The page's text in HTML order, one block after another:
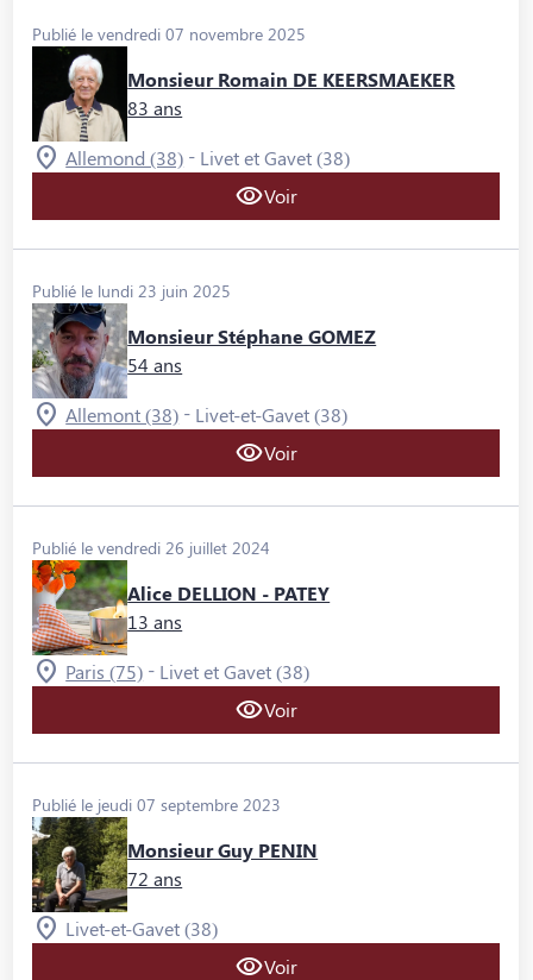
Publié le vendredi 07 novembre 2025
Monsieur Romain DE KEERSMAEKER
83 ans
Allemond (38) - Livet et Gavet (38)
Voir
Publié le lundi 23 juin 2025
Monsieur Stéphane GOMEZ
54 ans
Allemont (38) - Livet-et-Gavet (38)
Voir
Publié le vendredi 26 juillet 2024
Alice DELLION - PATEY
13 ans
Paris (75) - Livet et Gavet (38)
Voir
Publié le jeudi 07 septembre 2023
Monsieur Guy PENIN
72 ans
Livet-et-Gavet (38)
Voir